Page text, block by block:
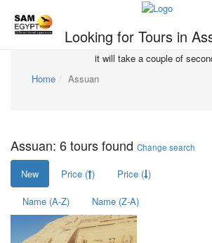
Looking for Tours in
it will take a couple of
Home
Assuan
Assuan: 6 tours found Change search
New Price ( ) Price ( )
Name (A-Z) Name (Z-A)